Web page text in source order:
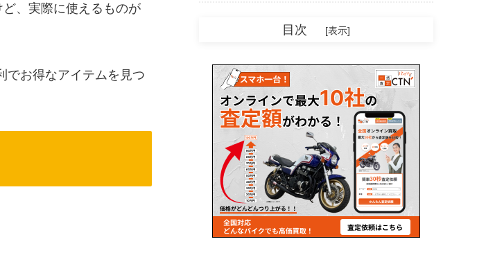
、実際に使えるものが
でお得なアイテムを見つ
目次